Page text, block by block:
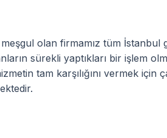
meşgul olan firmamız tüm
sürekli yaptıkları bir işlem
tam karşılığını vermek